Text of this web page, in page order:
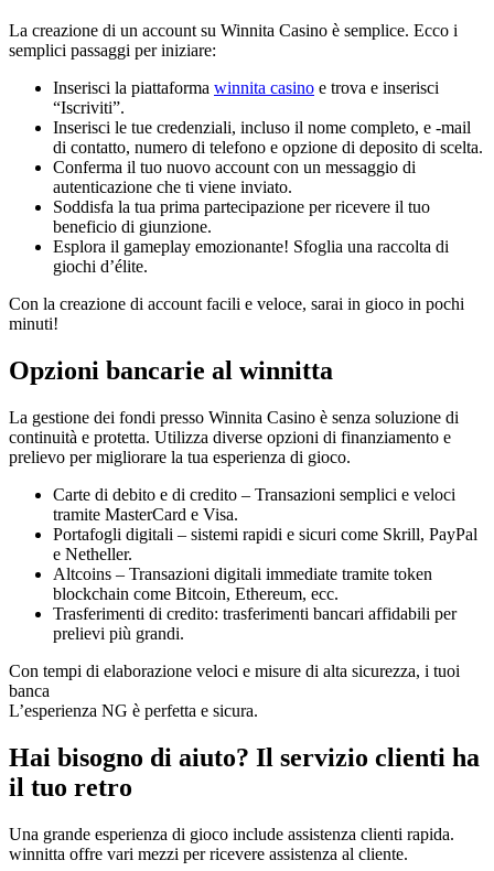
La creazione di un account su Winnita Casino è semplice. Ecco i
semplici passaggi per iniziare:
Inserisci la piattaforma winnita casino e trova e inserisci
“Iscriviti”.
Inserisci le tue credenziali, incluso il nome completo, e -mail
di contatto, numero di telefono e opzione di deposito di scelta.
Conferma il tuo nuovo account con un messaggio di
autenticazione che ti viene inviato.
Soddisfa la tua prima partecipazione per ricevere il tuo
beneficio di giunzione.
Esplora il gameplay emozionante! Sfoglia una raccolta di
giochi d’élite.
Con la creazione di account facili e veloce, sarai in gioco in pochi
minuti!
Opzioni bancarie al winnitta
La gestione dei fondi presso Winnita Casino è senza soluzione di
continuità e protetta. Utilizza diverse opzioni di finanziamento e
prelievo per migliorare la tua esperienza di gioco.
Carte di debito e di credito – Transazioni semplici e veloci
tramite MasterCard e Visa.
Portafogli digitali – sistemi rapidi e sicuri come Skrill, PayPal
e Netheller.
Altcoins – Transazioni digitali immediate tramite token
blockchain come Bitcoin, Ethereum, ecc.
Trasferimenti di credito: trasferimenti bancari affidabili per
prelievi più grandi.
Con tempi di elaborazione veloci e misure di alta sicurezza, i tuoi
banca
L’esperienza NG è perfetta e sicura.
Hai bisogno di aiuto? Il servizio clienti ha
il tuo retro
Una grande esperienza di gioco include assistenza clienti rapida.
winnitta offre vari mezzi per ricevere assistenza al cliente.